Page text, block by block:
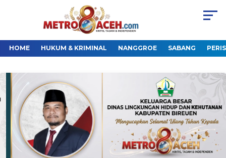
HOME HUKUM & KRIMINAL NANGGROE SABANG